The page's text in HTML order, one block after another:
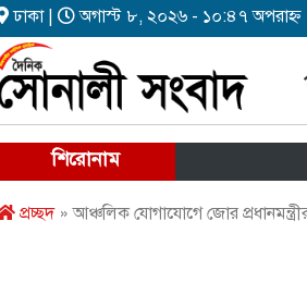
ঢাকা | অগাস্ট ৮, ২০২৬ - ১০:৪৭ অপরাহ্ন
শিরোনাম
প্রচ্ছদ» আঞ্চলিক যোগাযোগে জোর